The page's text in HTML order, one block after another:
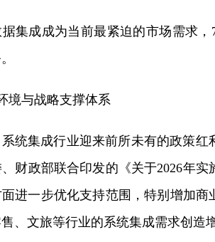
集成成为当前最紧迫的市场需求
境与战略支撑体系
系统集成行业迎来前所未有的政策
财政部联合印发的《关于2026年
进一步优化支持范围，特别增加
、文旅等行业的系统集成需求创造